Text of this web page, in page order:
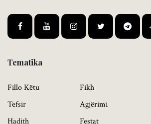
Tematika
Fillo Këtu
Tefsir
Hadith
Fikh
Agjërimi
Festat